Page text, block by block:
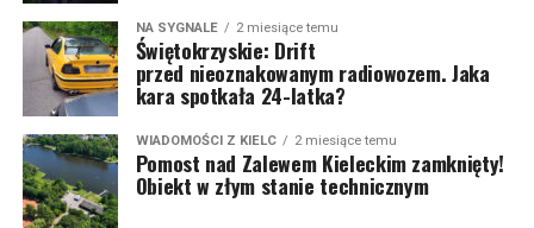
NA SYGNALE 2 miesiące temu
Świętokrzyskie: Drift
przed nieoznakowanym radiowozem. Jaka
kara spotkała 24-latka?
WIADOMOŚCI Z KIELC 2 miesiące temu
Pomost nad Zalewem Kieleckim zamknięty!
Obiekt w złym stanie technicznym